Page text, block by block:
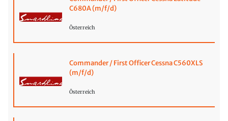
C680A (m/f/d)
Österreich
Commander / First Officer Cessna C560XLS
(m/f/d)
Österreich